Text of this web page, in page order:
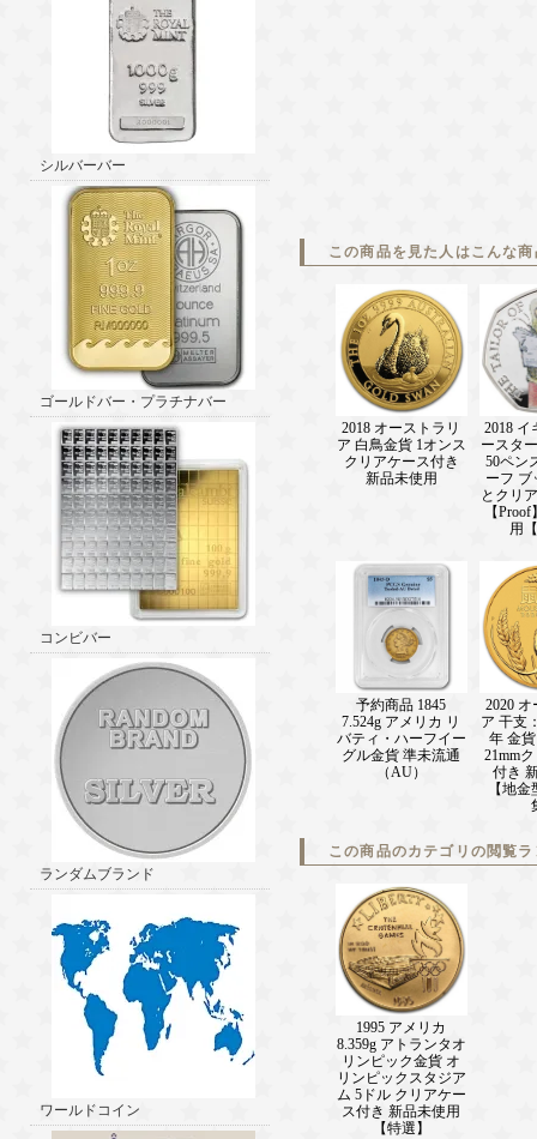
シルバーバー
ゴールドバー・プラチナバー
コンビバー
ランダムブランド
ワールドコイン
この商品を見た人はこんな
2018 オーストラリ
ア 白鳥金貨 1オンス
クリアケース付き
新品未使用
2018 イ
ースタ
50ペン
ーフ ブ
とクリ
【
用
予約商品 1845
7.524g アメリカ リ
バティ・ハーフイー
グル金貨 準未流通
（AU）
2020
ア 干支
年 金
21mm
付き
【地
この商品のカテゴリの閲覧
1995 アメリカ
8.359g アトランタオ
リンピック金貨 オ
リンピックスタジア
ム 5ドル クリアケー
ス付き 新品未使用
【特選】